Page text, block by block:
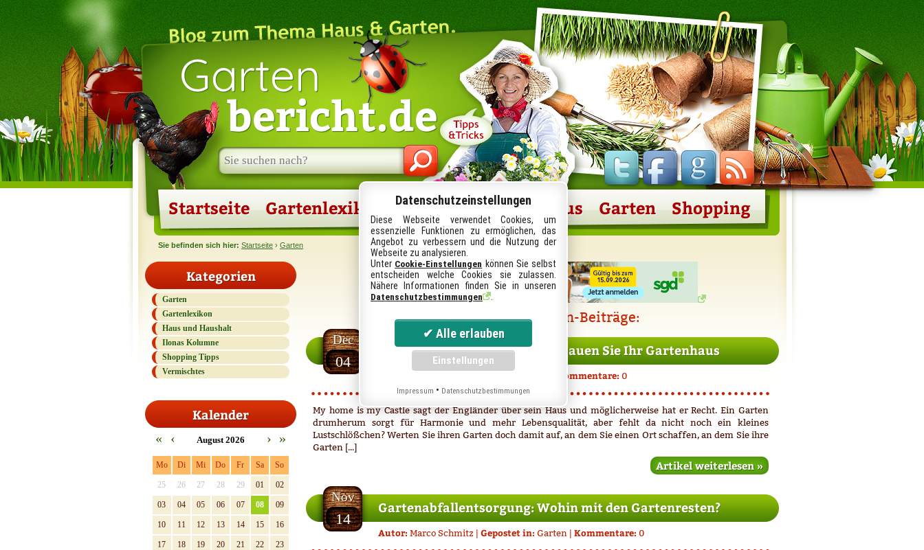
Garten
bericht.de
Suche
im
Startseite Gartenlexikon Gartenberichte Haus Garten Shopping
86 45 24 Feed
Sie befinden sich hier: Startseite ›Garten
Kategorien
Garten
Gartenlexikon
Haus und Haushalt
Ilonas Kolumne
Shopping Tipps
Vermischtes
Kalender
« ‹ August 2026 »
›
Mo Di Mi Do Fr Sa So
25 26 27 28 29 01 02
03 04 05 06 07 08 09
10 11 12 13 14 15 16
17 18 19 20 21 22 23
Die neusten Garten-Beiträge:
04.12.2012
Dec
04
Selbst ist der Gartenbesitzer: Bauen Sie Ihr Gartenhaus
Kommentare: 0
My home is my Castle sagt der Engländer über sein Haus und möglicherweise hat er Recht. Ein Garten
drumherum sorgt für Harmonie und mehr Lebensqualität, aber fehlt da nicht noch ein kleines
Lustschlößchen? Werten Sie ihren Garten doch damit auf, an dem Sie einen Ort schaffen, an dem Sie ihre
Garten [...]
Artikel weiterlesen »
14.11.2012
Nov
14
Gartenabfallentsorgung: Wohin mit den Gartenresten?
Autor: Marco Schmitz | Gepostet in: Garten | Kommentare: 0
Datenschutzeinstellungen
Diese Webseite verwendet Cookies, um
essenzielle Funktionen zu ermöglichen, das
Angebot zu verbessern und die Nutzung der
Webseite zu analysieren.
Unter Cookie-Einstellungen können Sie selbst
entscheiden welche Cookies sie zulassen.
Nähere Informationen finden Sie in unseren
Datenschutzbestimmungen .
Impressum • Datenschutzbestimmungen